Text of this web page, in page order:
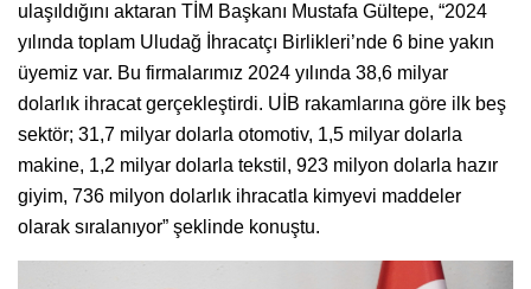
ulaşıldığını aktaran TİM Başkanı Mustafa Gültepe, “2024
yılında toplam Uludağ İhracatçı Birlikleri’nde 6 bine yakın
üyemiz var. Bu firmalarımız 2024 yılında 38,6 milyar
dolarlık ihracat gerçekleştirdi. UİB rakamlarına göre ilk beş
sektör; 31,7 milyar dolarla otomotiv, 1,5 milyar dolarla
makine, 1,2 milyar dolarla tekstil, 923 milyon dolarla hazır
giyim, 736 milyon dolarlık ihracatla kimyevi maddeler
olarak sıralanıyor” şeklinde konuştu.